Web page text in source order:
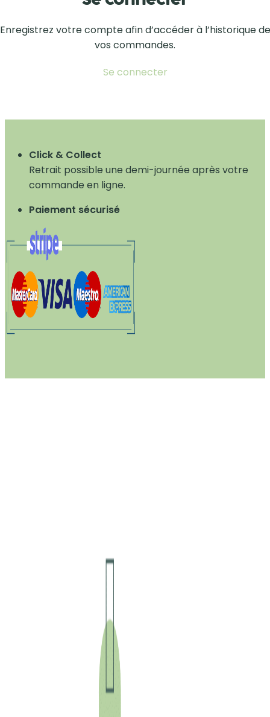
Enregistrez votre compte afin d’accéder à l’historique de
vos commandes.
Se connecter
Click & Collect
Retrait possible une demi-journée après votre
commande en ligne.
Paiement sécurisé